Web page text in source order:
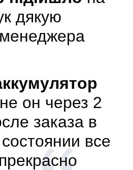
дякую
менеджера
он через 2
заказа в
все